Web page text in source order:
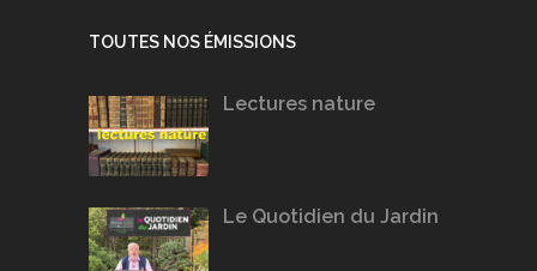
TOUTES NOS ÉMISSIONS
Lectures nature
Le Quotidien du Jardin